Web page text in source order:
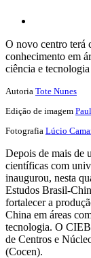
O novo centro terá
conhecimento em
ciência e tecnologia
Autoria Tote Nunes
Edição de imagem
Fotografia Lúcio
Depois de mais de
científicas com
inaugurou, nesta
Estudos Brasil-
fortalecer a
China em áreas
tecnologia. O
de Centros e
(Cocen).